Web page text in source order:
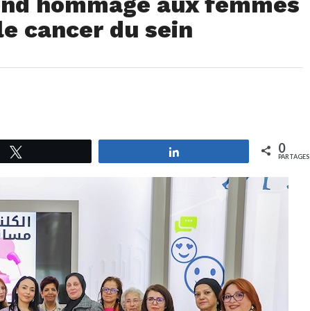
cancer du sein
0
PARTAGES